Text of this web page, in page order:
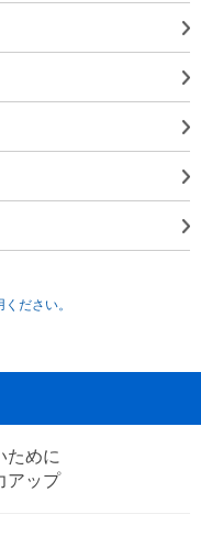
ださい。
ために
アップ